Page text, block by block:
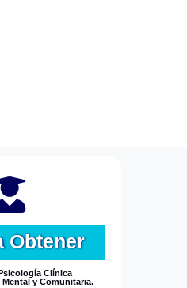
Obtener
Clínica
y Comunitaria.